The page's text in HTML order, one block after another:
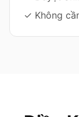
✓ Không